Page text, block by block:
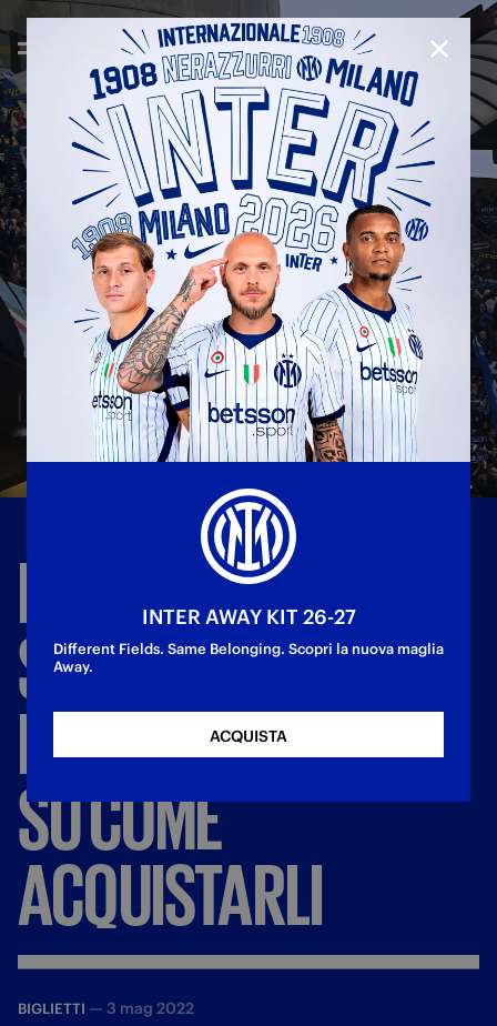
BIGLIETTIINTER
SAMPDORIA:TUTTE
LEINFORMAZIONI
SUCOME
ACQUISTARLI
BIGLIETTI — 3 mag 2022
INTER AWAY KIT 26-27
Different Fields. Same Belonging. Scopri la nuova maglia
Away.
ACQUISTA